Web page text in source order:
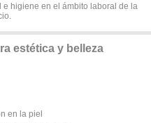
higiene en el ámbito laboral de la
estética y belleza
en la piel